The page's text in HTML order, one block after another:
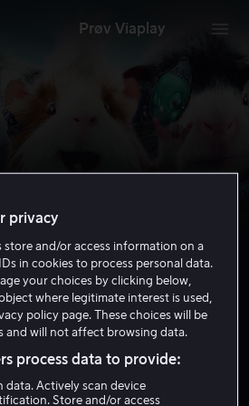
Prøv Viaplay
Action 2009 1 t 24 min
privacy
store and/or access information on a
in cookies to process personal data.
your choices by clicking below,
where legitimate interest is used,
policy page. These choices will be
and will not affect browsing data.
process data to provide:
data. Actively scan device
Store and/or access